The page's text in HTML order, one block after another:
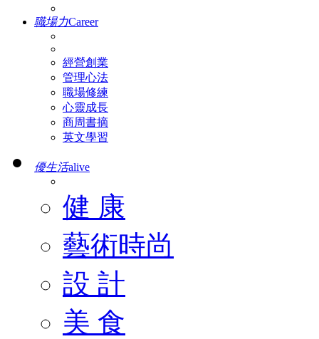
職場力Career
經營創業
管理心法
職場修練
心靈成長
商周書摘
英文學習
優生活alive
健 康
藝術時尚
設 計
美 食